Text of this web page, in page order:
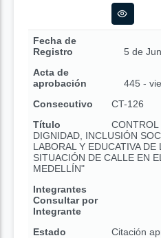
Fecha de
Registro
5 de
Acta de
aprobación
445 -
Consecutivo
CT-126
Título
CONTROL
DIGNIDAD, INCLUSIÓN
LABORAL Y EDUCATIVA DE
SITUACIÓN DE CALLE EN
MEDELLÍN"
Integrantes
Consultar por
Integrante
Estado
Citación